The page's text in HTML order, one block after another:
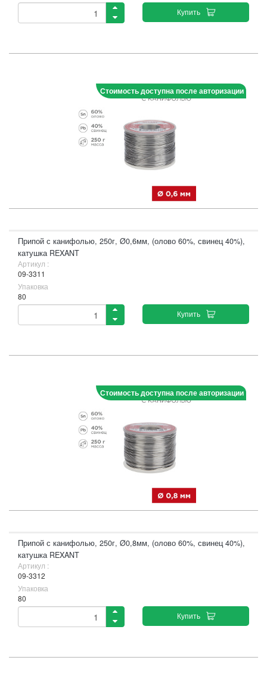
Купить
Стоимость доступна после авторизации
Припой с канифолью, 250г, Ø0,6мм, (олово 60%, свинец 40%),
катушка REXANT
Артикул :
09-3311
Упаковка
80
Купить
Стоимость доступна после авторизации
Припой с канифолью, 250г, Ø0,8мм, (олово 60%, свинец 40%),
катушка REXANT
Артикул :
09-3312
Упаковка
80
Купить